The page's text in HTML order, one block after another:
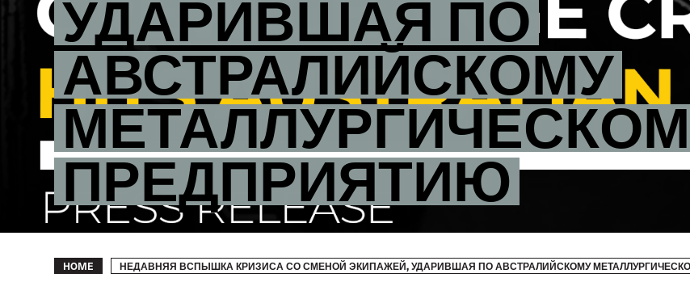
УДАРИВШАЯ ПО
АВСТРАЛИЙСКОМУ
ПРЕДПРИЯТИЮ
Breadcrumb
HOME НЕДАВНЯЯ ВСПЫШКА КРИЗИСА СО СМЕНОЙ ЭКИПАЖЕЙ, УДАРИВШАЯ ПО АВСТРАЛИЙСКОМУ